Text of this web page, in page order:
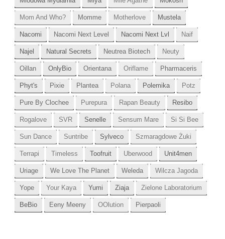
Mom And Who? Momme Motherlove Mustela
Nacomi Nacomi Next Level Nacomi Next Lvl Naif
Najel Natural Secrets Neutrea Biotech Neuty
Oillan OnlyBio Orientana Oriflame Pharmaceris
Phyt's Pixie Plantea Polana Polemika Potz
Pure By Clochee Purepura Rapan Beauty Resibo
Rogalove SVR Senelle Sensum Mare Si Si Bee
Sun Dance Suntribe Sylveco Szmaragdowe Żuki
Terrapi Timeless Toofruit Uberwood Unit4men
Uriage We Love The Planet Weleda Wilcza Jagoda
Yope Your Kaya Yumi Ziaja Zielone Laboratorium
BeBio Eeny Meeny OOlution Pierpaoli